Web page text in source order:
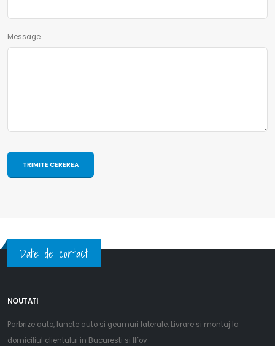
Message
Date de contact
NOUTATI
Parbrize auto, lunete auto si geamuri laterale. Livrare si montaj la
domiciliul clientului in Bucuresti si Ilfov